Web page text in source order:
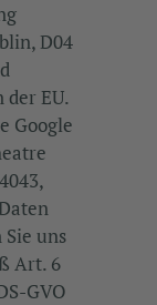
D04
EU.
Google
uns
Art. 6
GVO